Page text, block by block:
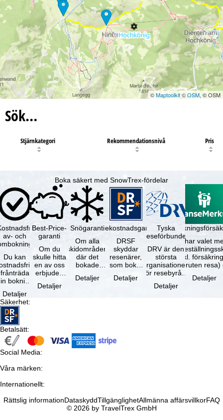
©Maptoolkit©OSM, © OSM
Sök…
Stjärnkategori Rekommendationsnivå Pris
Boka säkert med SnowTrex-fördelar
av- och
Du kan
frånträda
bokning
efter
…
Detaljer
Best-Price-
garanti
Om du
skulle hitta
en av oss
erbjuden
samma
Detaljer
Snögaranti
Om alla
skidområden
där det
bokade
gäller –
Detaljer
Resekostnadsgaranti
DRSF
skyddar
resenärer,
som bokat
paketresa
Detaljer
Tyska
reseförbundet
DRV är den
största
organisationen
för resebyråer
researrangörer
Detaljer
Du har valet
(inkl.
avbruten resa)
Detaljer
Säkerhet:
Betalsätt:
Social Media:
Våra märken:
Internationellt:
Rättslig informationDataskyddTillgänglighetAllmänna affärsvillkorFAQ
© 2026 by TravelTrex GmbH